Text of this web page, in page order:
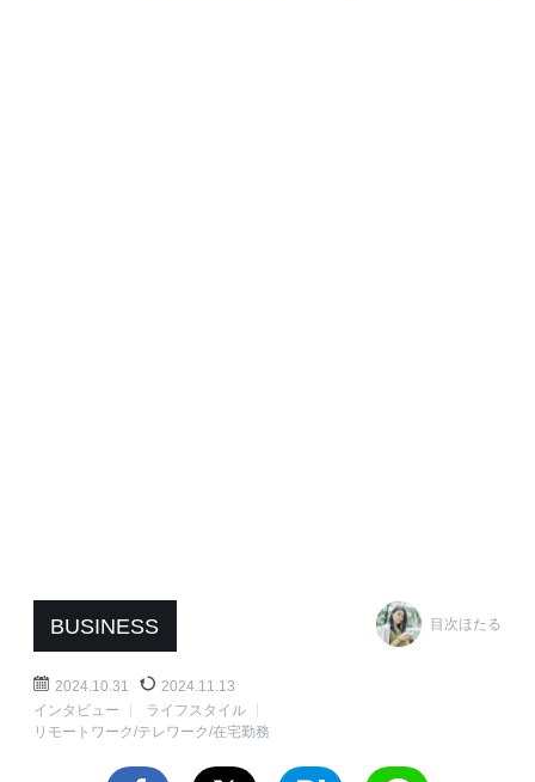
BUSINESS 目次ほたる
2024.10.31
2024.11.13
インタビュー
ライフスタイル
リモートワーク/テレワーク/在宅勤務